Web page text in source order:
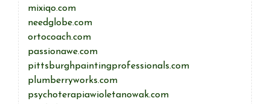
mixiqo.com
needglobe.com
ortocoach.com
passionawe.com
pittsburghpaintingprofessionals.com
plumberryworks.com
psychoterapiawioletanowak.com